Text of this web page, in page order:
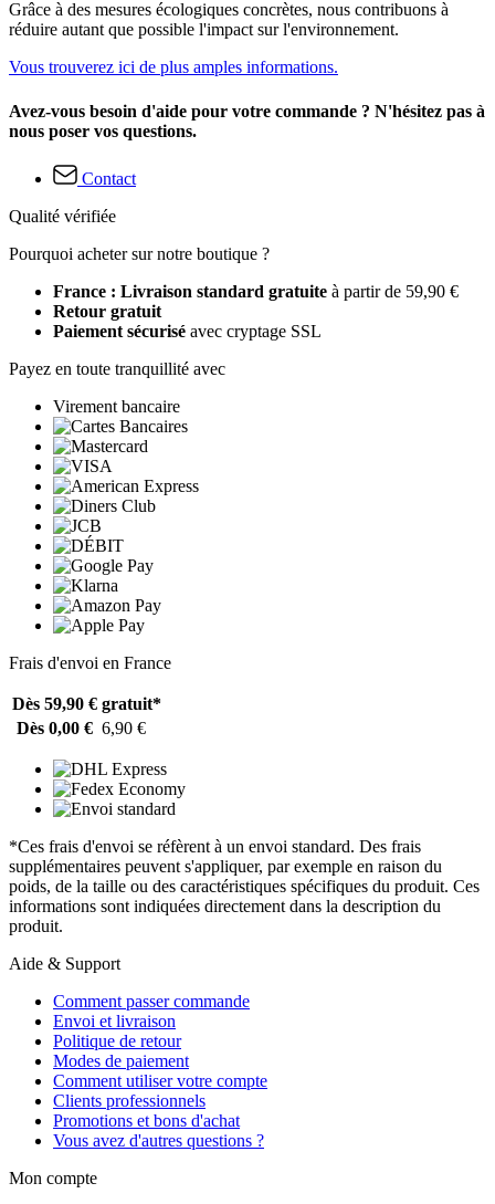
Grâce à des mesures écologiques concrètes, nous contribuons à
réduire autant que possible l'impact sur l'environnement.
Vous trouverez ici de plus amples informations.
Avez-vous besoin d'aide pour votre commande ? N'hésitez pas à
nous poser vos questions.
Contact
Qualité vérifiée
Pourquoi acheter sur notre boutique ?
France : Livraison standard gratuite à partir de 59,90 €
Retour gratuit
Paiement sécurisé avec cryptage SSL
Payez en toute tranquillité avec
Virement bancaire
Frais d'envoi en France
Dès 59,90 € gratuit*
Dès 0,00 € 6,90 €
*Ces frais d'envoi se réfèrent à un envoi standard. Des frais
supplémentaires peuvent s'appliquer, par exemple en raison du
poids, de la taille ou des caractéristiques spécifiques du produit. Ces
informations sont indiquées directement dans la description du
produit.
Aide & Support
Comment passer commande
Envoi et livraison
Politique de retour
Modes de paiement
Comment utiliser votre compte
Clients professionnels
Promotions et bons d'achat
Vous avez d'autres questions ?
Mon compte